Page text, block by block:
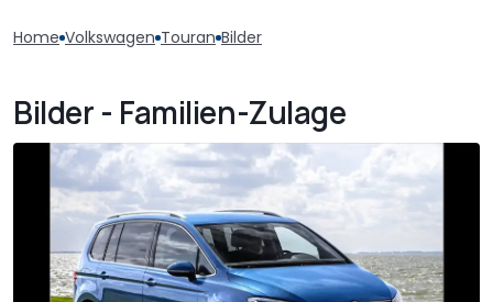
Home Volkswagen Touran Bilder
Bilder - Familien-Zulage